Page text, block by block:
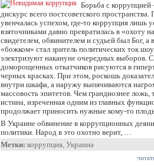
Борьба с коррупцией
дискурс всего постсоветского пространства.
увенчалась успехом, где-то коррупция лишь
взяточниками давно превратилась в «охоту
свидетелем, обвинителем и судьей был Бог, а
«божком» стал зритель политических ток
электризуют накануне очередных выборов.
доморощенных откатчиков рисуются в
черных красках. При этом, роскошь
внутри шкафа, а наружу выпячиваются
массовость эпитетов. Чем грандиознее ложь,
истина, изреченная одним из главных
продолжает приносить нужные кому-то
В Украине обвинение в коррупционных
политики. Народ в это охотно верит, …
Метки: коррупция, Украина